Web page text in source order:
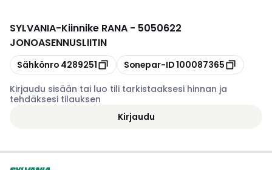
SYLVANIA-Kiinnike RANA - 5050622
JONOASENNUSLIITIN
Kopioi
Sähkönro 4289251 Kopioi
Sonepar-ID100087365
Kirjaudu sisään tai luo tili tarkistaaksesi hinnan ja
tehdäksesi tilauksen
Kirjaudu